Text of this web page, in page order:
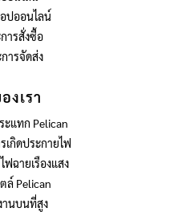
ปออนไลน์
ารสั่งซื้อ
ารจัดส่ง
งเรา
แทก Pelican
เกิดประกายไฟ
ฟฉายเรืองแสง
ล์ Pelican
นบนที่สูง